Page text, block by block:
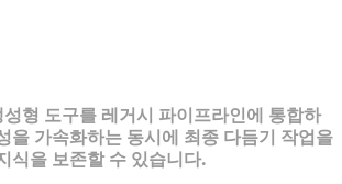
형 도구를 레거시 파이프라인에 통합하
을 가속화하는 동시에 최종 다듬기 작업을
식을 보존할 수 있습니다.